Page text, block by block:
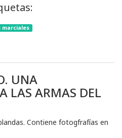
marciales
UNA
LAS ARMAS DEL
Contiene fotogfrafías en